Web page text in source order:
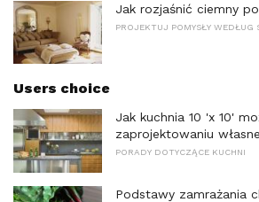
Jak rozjaśnić ciemny
PROJEKTUJ POMYSŁY WEDŁUG
Users choice
Jak kuchnia 10 'x 10'
zaprojektowaniu
PORADY DOTYCZĄCE KUCHNI
Podstawy zamrażania